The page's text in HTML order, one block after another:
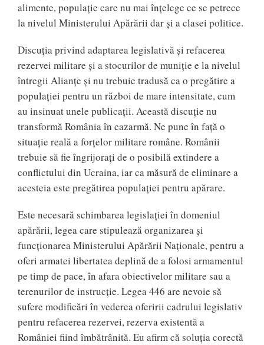
alimente, populație care nu mai înțelege ce se petrece
la nivelul Ministerului Apărării dar și a clasei politice.
Discuția privind adaptarea legislativă și refacerea
rezervei militare și a stocurilor de muniție e la nivelul
întregii Alianțe și nu trebuie tradusă ca o pregătire a
populației pentru un război de mare intensitate, cum
au insinuat unele publicații. Această discuție nu
transformă România în cazarmă. Ne pune în față o
situație reală a forțelor militare române. Românii
trebuie să fie îngrijorați de o posibilă extindere a
conflictului din Ucraina, iar ca măsură de eliminare a
acesteia este pregătirea populației pentru apărare.
Este necesară schimbarea legislației în domeniul
apărării, legea care stipulează organizarea și
funcționarea Ministerului Apărării Naționale, pentru a
oferi armatei libertatea deplină de a folosi armamentul
pe timp de pace, în afara obiectivelor militare sau a
terenurilor de instrucție. Legea 446 are nevoie să
sufere modificări în vederea oferirii cadrului legislativ
pentru refacerea rezervei, rezerva existentă a
României fiind îmbătrânită. Eu afirm că soluția corectă